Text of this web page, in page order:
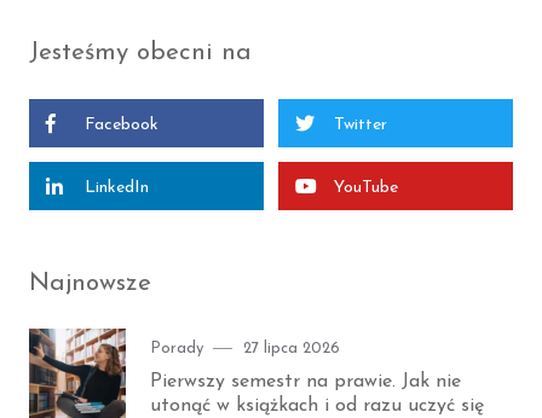
Jesteśmy obecni na
Facebook Twitter
LinkedIn YouTube
Najnowsze
Category
Porady
Posted
27 lipca 2026
Pierwszy semestr na prawie. Jak nie
utonąć w książkach i od razu uczyć się